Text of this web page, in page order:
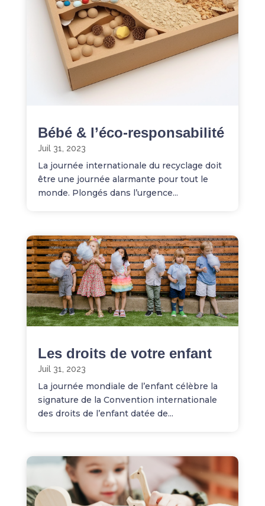
Bébé & l’éco-responsabilité
Juil 31, 2023
La journée internationale du recyclage doit
être une journée alarmante pour tout le
monde. Plongés dans l’urgence...
Les droits de votre enfant
Juil 31, 2023
La journée mondiale de l’enfant célèbre la
signature de la Convention internationale
des droits de l’enfant datée de...